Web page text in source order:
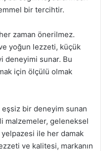
bir tercihtir.
zaman önerilmez.
yoğun lezzeti, küçük
deneyimi sunar. Bu
için ölçülü olmak
eşsiz bir deneyim sunan
malzemeler, geleneksel
ile her damak
ve kalitesi, markanın